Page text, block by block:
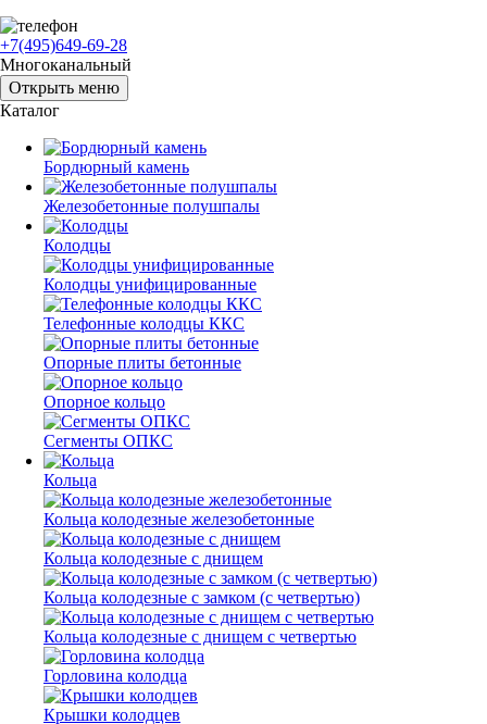
+7(495)649-69-28
Многоканальный
Открыть меню
Каталог
Бордюрный камень
Железобетонные полушпалы
Колодцы
Колодцы унифицированные
Телефонные колодцы ККС
Опорные плиты бетонные
Опорное кольцо
Сегменты ОПКС
Кольца
Кольца колодезные железобетонные
Кольца колодезные с днищем
Кольца колодезные с замком (с четвертью)
Кольца колодезные с днищем с четвертью
Горловина колодца
Крышки колодцев